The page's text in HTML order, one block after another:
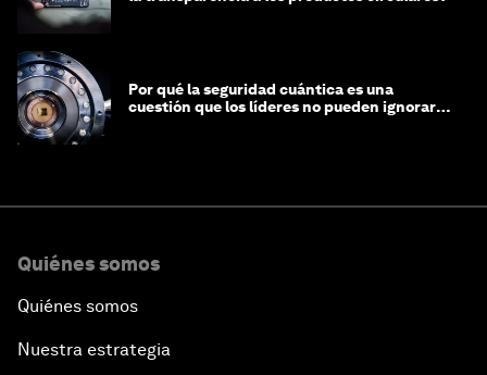
Por qué la seguridad cuántica es una
cuestión que los líderes no pueden ignorar
Quiénes somos
Quiénes somos
Nuestra estrategia